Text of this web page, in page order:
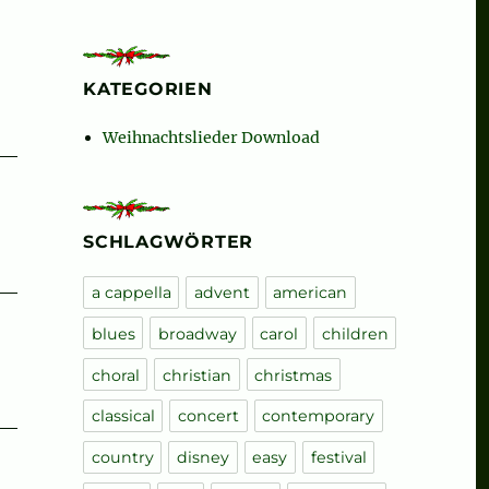
KATEGORIEN
Weihnachtslieder Download
SCHLAGWÖRTER
a cappella advent american
blues broadway carol children
choral christian christmas
classical concert contemporary
country disney easy festival